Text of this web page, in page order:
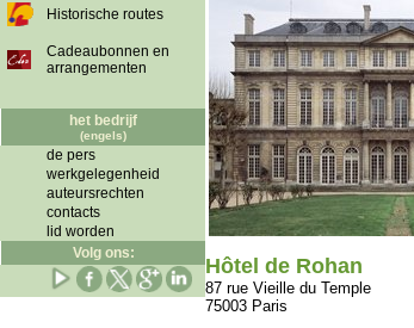
Historische routes
Cadeaubonnen en
arrangementen
het bedrijf
(engels)
de pers
werkgelegenheid
auteursrechten
contacts
lid worden
Volg ons:
Hôtel de Rohan
87 rue Vieille du Temple
75003 Paris